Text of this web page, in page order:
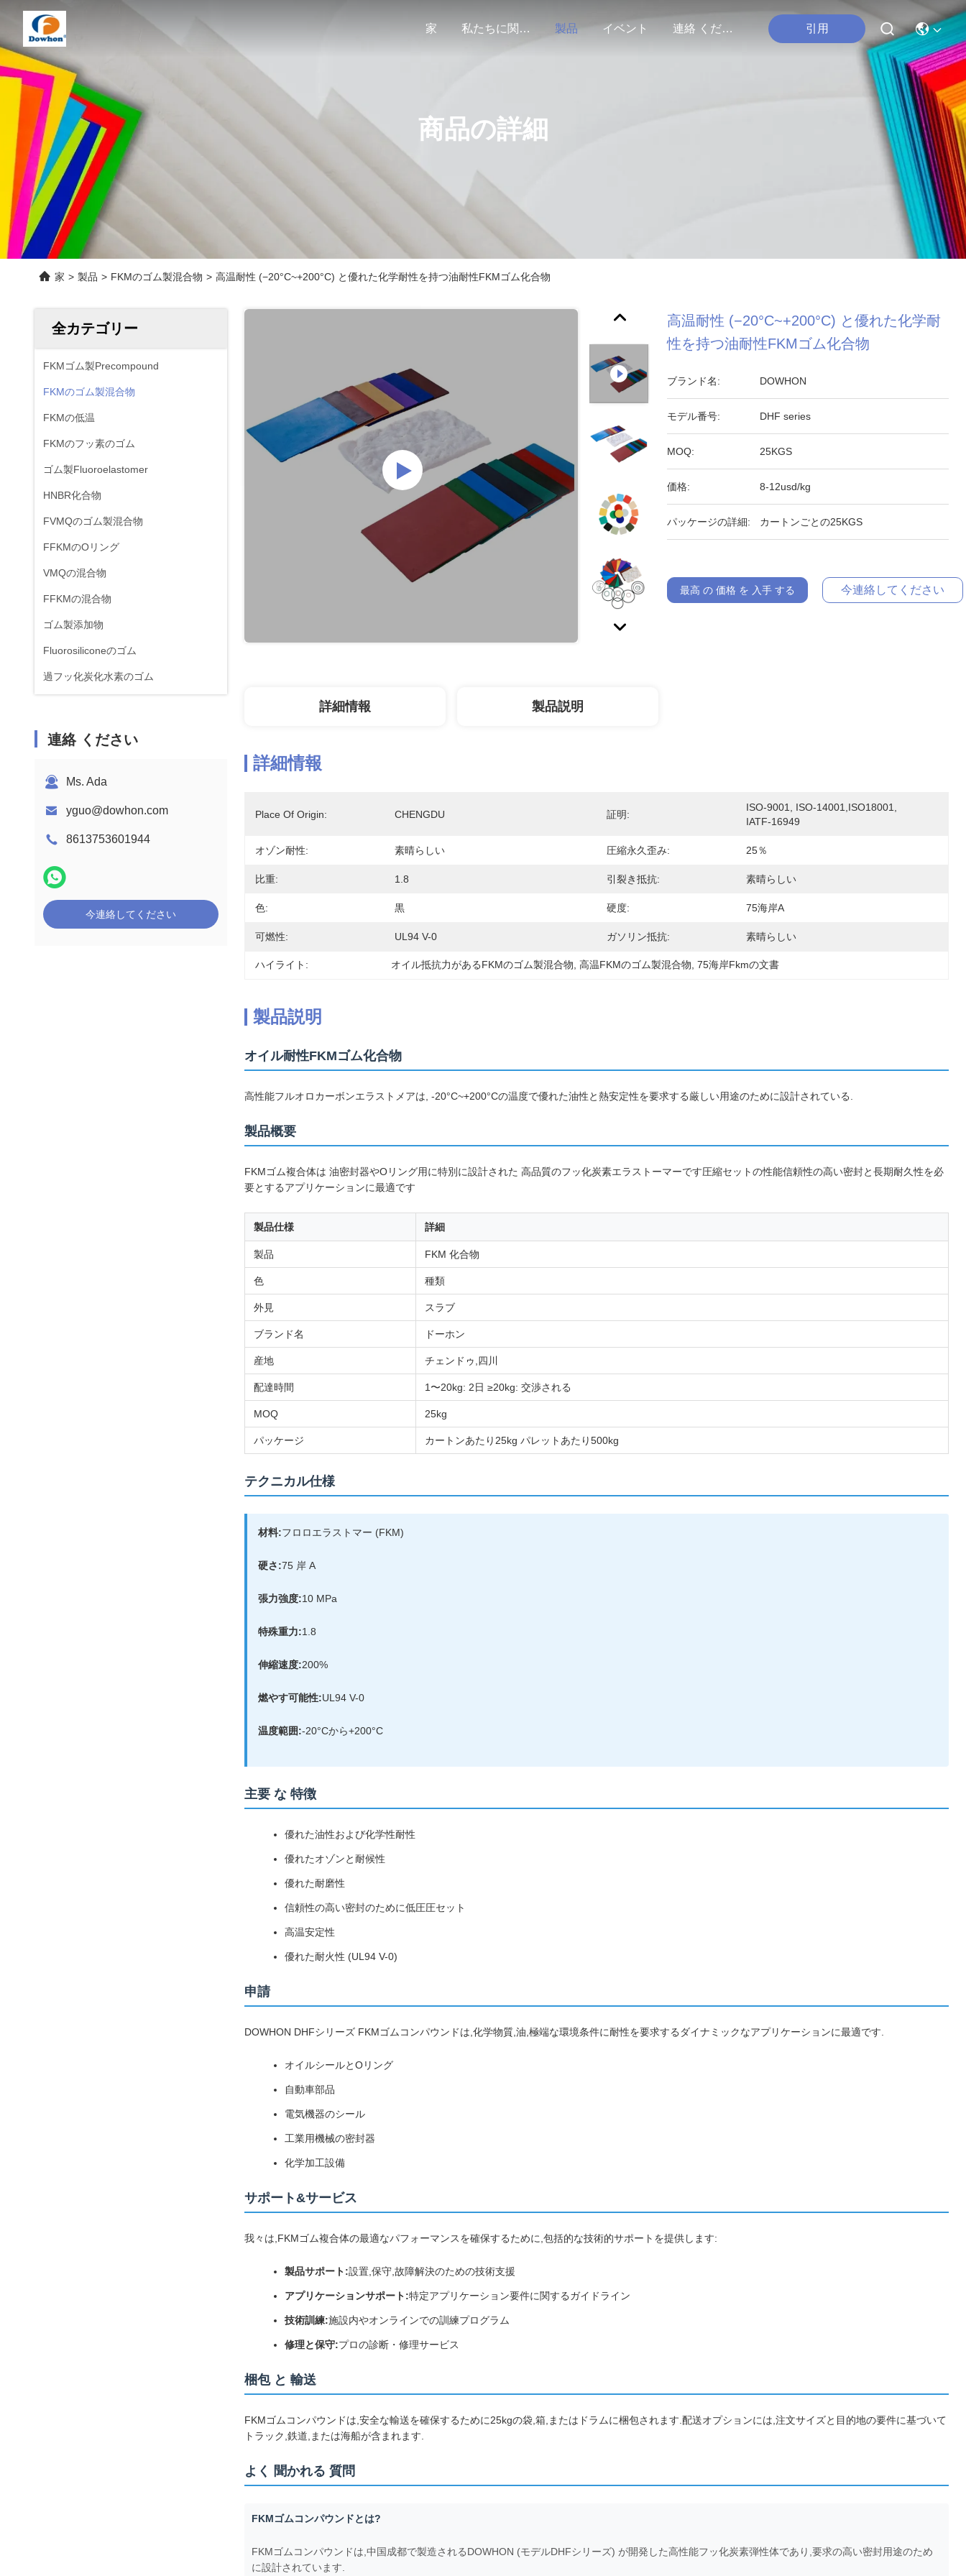
家 私たちに関しては 製品 イベント 連絡 ください 引用
商品の詳細
家 > 製品 > FKMのゴム製混合物 > 高温耐性 (−20°C~+200°C) と優れた化学耐性を持つ油耐性FKMゴム化合物
全カテゴリー
FKMゴム製Precompound
FKMのゴム製混合物
FKMの低温
FKMのフッ素のゴム
ゴム製Fluoroelastomer
HNBR化合物
FVMQのゴム製混合物
FFKMのOリング
VMQの混合物
FFKMの混合物
ゴム製添加物
Fluorosiliconeのゴム
過フッ化炭化水素のゴム
連絡 ください
Ms. Ada
yguo@dowhon.com
8613753601944
今連絡してください
高温耐性 (−20°C~+200°C) と優れた化学耐
性を持つ油耐性FKMゴム化合物
ブランド名: DOWHON
モデル番号: DHF series
MOQ: 25KGS
価格: 8-12usd/kg
パッケージの詳細: カートンごとの25KGS
最高 の 価格 を 入手 する 今連絡してください
詳細情報 製品説明
詳細情報
Place Of Origin: CHENGDU 証明:
ISO-9001, ISO-14001,ISO18001,
IATF-16949
オゾン耐性: 素晴らしい 圧縮永久歪み: 25％
比重: 1.8 引裂き抵抗: 素晴らしい
色: 黒 硬度: 75海岸A
可燃性: UL94 V-0 ガソリン抵抗: 素晴らしい
ハイライト: オイル抵抗力があるFKMのゴム製混合物 , 高温FKMのゴム製混合物 , 75海岸Fkmの文書
製品説明
オイル耐性FKMゴム化合物
高性能フルオロカーボンエラストメアは, -20°C~+200°Cの温度で優れた油性と熱安定性を要求する厳しい用途のために設計されている.
製品概要
FKMゴム複合体は 油密封器やOリング用に特別に設計された 高品質のフッ化炭素エラストーマーです圧縮セットの性能信頼性の高い密封と長期耐久性を必
要とするアプリケーションに最適です
製品仕様 詳細
製品 FKM 化合物
色 種類
外見 スラブ
ブランド名 ドーホン
産地 チェンドゥ,四川
配達時間 1〜20kg: 2日 ≥20kg: 交渉される
MOQ 25kg
パッケージ カートンあたり25kg パレットあたり500kg
テクニカル仕様
材料:フロロエラストマー (FKM)
硬さ:75 岸 A
張力強度:10 MPa
特殊重力:1.8
伸縮速度:200%
燃やす可能性:UL94 V-0
温度範囲:-20°Cから+200°C
主要 な 特徴
優れた油性および化学性耐性
優れたオゾンと耐候性
優れた耐磨性
信頼性の高い密封のために低圧圧セット
高温安定性
優れた耐火性 (UL94 V-0)
申請
DOWHON DHFシリーズ FKMゴムコンパウンドは,化学物質,油,極端な環境条件に耐性を要求するダイナミックなアプリケーションに最適です.
オイルシールとOリング
自動車部品
電気機器のシール
工業用機械の密封器
化学加工設備
サポート&サービス
我々は,FKMゴム複合体の最適なパフォーマンスを確保するために,包括的な技術的サポートを提供します:
製品サポート:設置,保守,故障解決のための技術支援
アプリケーションサポート:特定アプリケーション要件に関するガイドライン
技術訓練:施設内やオンラインでの訓練プログラム
修理と保守:プロの診断・修理サービス
梱包 と 輸送
FKMゴムコンパウンドは,安全な輸送を確保するために25kgの袋,箱,またはドラムに梱包されます.配送オプションには,注文サイズと目的地の要件に基づいて
トラック,鉄道,または海船が含まれます.
よく 聞かれる 質問
FKMゴムコンパウンドとは?
FKMゴムコンパウンドは,中国成都で製造されるDOWHON (モデルDHFシリーズ) が開発した高性能フッ化炭素弾性体であり,要求の高い密封用途のため
に設計されています.